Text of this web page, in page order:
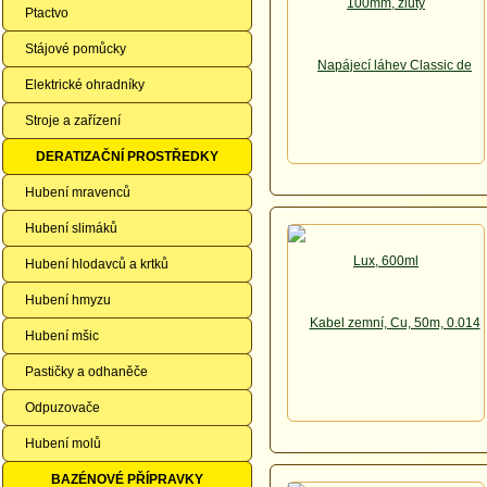
Ptactvo
Stájové pomůcky
Elektrické ohradníky
Stroje a zařízení
DERATIZAČNÍ PROSTŘEDKY
Hubení mravenců
Hubení slimáků
Hubení hlodavců a krtků
Hubení hmyzu
Hubení mšic
Pastičky a odhaněče
Odpuzovače
Hubení molů
BAZÉNOVÉ PŘÍPRAVKY